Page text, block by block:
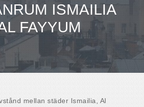
ISMAILIA
FAYYUM
mellan städer Ismailia, Al